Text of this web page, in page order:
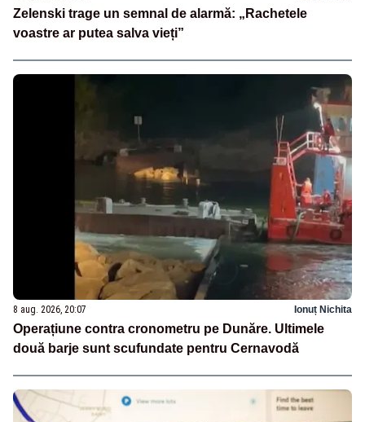
Zelenski trage un semnal de alarmă: „Rachetele
voastre ar putea salva vieți”
8 aug. 2026, 20:07 Ionuț Nichita
Operațiune contra cronometru pe Dunăre. Ultimele
două barje sunt scufundate pentru Cernavodă